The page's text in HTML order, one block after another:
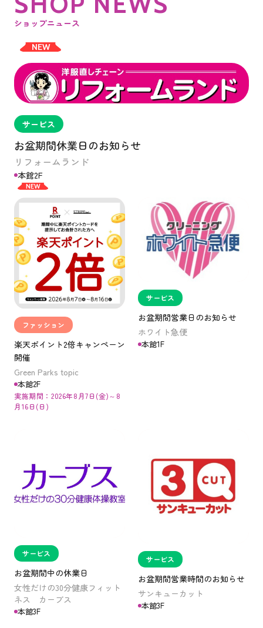
ショップニュース
NEW
サービス
お盆期間休業日のお知らせ
リフォームランド
本館2F
NEW
ファッション
楽天ポイント2倍キャンペーン
開催
Green Parks topic
本館2F
実施期間：2026年8月7日(金)～8
月16日(日)
サービス
お盆期間営業日のお知らせ
ホワイト急便
本館1F
サービス
お盆期間中の休業日
女性だけの30分健康フィット
ネス カーブス
本館3F
サービス
お盆期間営業時間のお知らせ
サンキューカット
本館3F